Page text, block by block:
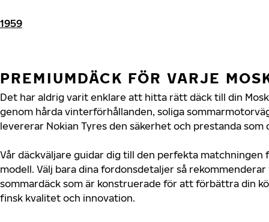
1959
PREMIUMDÄCK FÖR VARJE
Det har aldrig varit enklare att hitta rätt däck till din
genom hårda vinterförhållanden, soliga
levererar Nokian Tyres den säkerhet och prestanda som
Vår däckväljare guidar dig till den perfekta matchningen
modell. Välj bara dina fordonsdetaljer så
sommardäck som är konstruerade för att förbättra din
finsk kvalitet och innovation.